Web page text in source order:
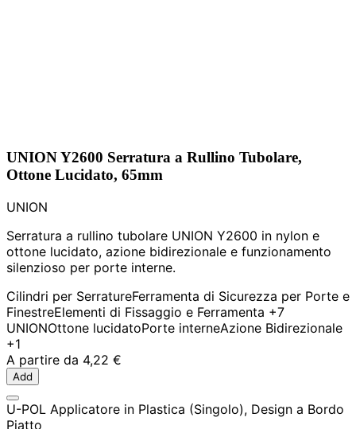
UNION Y2600 Serratura a Rullino Tubolare,
Ottone Lucidato, 65mm
UNION
Serratura a rullino tubolare UNION Y2600 in nylon e
ottone lucidato, azione bidirezionale e funzionamento
silenzioso per porte interne.
Cilindri per SerratureFerramenta di Sicurezza per Porte e
FinestreElementi di Fissaggio e Ferramenta +7
UNIONOttone lucidatoPorte interneAzione Bidirezionale
+1
A partire da 4,22 €
Add
U-POL Applicatore in Plastica (Singolo), Design a Bordo
Piatto